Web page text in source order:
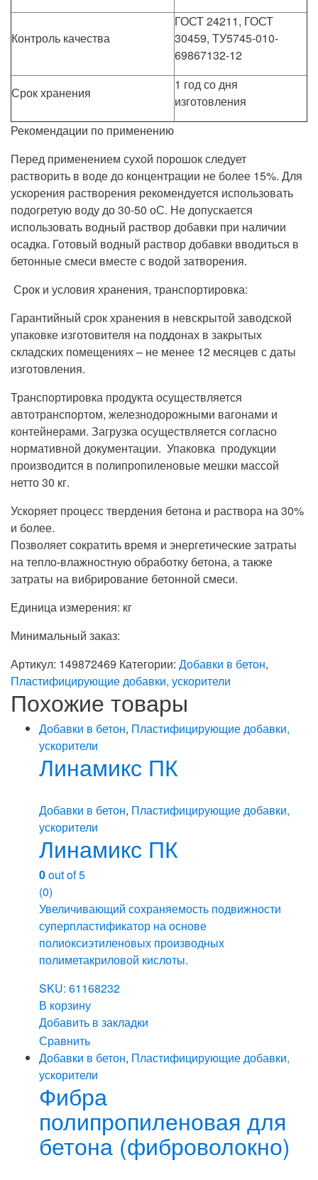
Контроль качества
ГОСТ 24211, ГОСТ
30459, ТУ5745-010-
69867132-12
Срок хранения
1 год со дня
изготовления
Рекомендации по применению
Перед применением сухой порошок следует
растворить в воде до концентрации не более 15%. Для
ускорения растворения рекомендуется использовать
подогретую воду до 30-50 оС. Не допускается
использовать водный раствор добавки при наличии
осадка. Готовый водный раствор добавки вводиться в
бетонные смеси вместе с водой затворения.
Срок и условия хранения, транспортировка:
Гарантийный срок хранения в невскрытой заводской
упаковке изготовителя на поддонах в закрытых
складских помещениях – не менее 12 месяцев с даты
изготовления.
Транспортировка продукта осуществляется
автотранспортом, железнодорожными вагонами и
контейнерами. Загрузка осуществляется согласно
нормативной документации. Упаковка продукции
производится в полипропиленовые мешки массой
нетто 30 кг.
Ускоряет процесс твердения бетона и раствора на 30%
и более.
Позволяет сократить время и энергетические затраты
на тепло-влажностную обработку бетона, а также
затраты на вибрирование бетонной смеси.
Единица измерения: кг
Минимальный заказ:
Артикул: 149872469 Категории: Добавки в бетон,
Пластифицирующие добавки, ускорители
Похожие товары
Добавки в бетон, Пластифицирующие добавки,
ускорители
Линамикс ПК
Добавки в бетон, Пластифицирующие добавки,
ускорители
Линамикс ПК
0out of 5
(0)
Увеличивающий сохраняемость подвижности
суперпластификатор на основе
полиоксиэтиленовых производных
полиметакриловой кислоты.
SKU: 61168232
В корзину
Добавить в закладки
Сравнить
Добавки в бетон, Пластифицирующие добавки,
ускорители
Фибра
полипропиленовая для
бетона (фиброволокно)